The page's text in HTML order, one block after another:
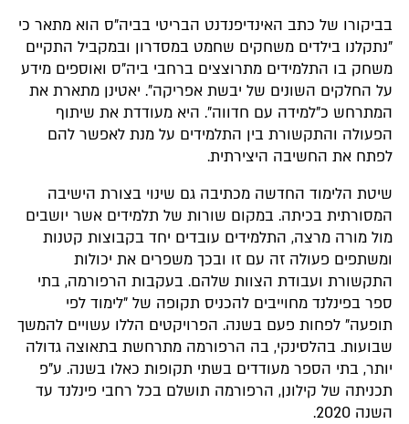
בביקורו של כתב האינדיפנדנט הבריטי בביה"ס הוא מתאר כי
"נתקלנו בילדים משחקים שחמט במסדרון ובמקביל התקיים
משחק בו התלמידים מתרוצצים ברחבי ביה"ס ואוספים מידע
על החלקים השונים של יבשת אפריקה". יאטינן מתארת את
המתרחש כ"למידה עם חדווה". היא מעודדת את שיתוף
הפעולה והתקשורת בין התלמידים על מנת לאפשר להם
לפתח את החשיבה היצירתית.
שיטת הלימוד החדשה מכתיבה גם שינוי בצורת הישיבה
המסורתית בכיתה. במקום שורות של תלמידים אשר יושבים
מול מורה מרצה, התלמידים עובדים יחד בקבוצות קטנות
ומשתפים פעולה זה עם זו ובכך משפרים את יכולות
התקשורת ועבודת הצוות שלהם. בעקבות הרפורמה, בתי
ספר בפינלנד מחוייבים להכניס תקופה של "לימוד לפי
תופעה" לפחות פעם בשנה. הפרויקטים הללו עשויים להמשך
שבועות. בהלסינקי, בה הרפורמה מתרחשת בתאוצה גדולה
יותר, בתי הספר מעודדים בשתי תקופות כאלו בשנה. ע"פ
תכניתה של קילונן, הרפורמה תושלם בכל רחבי פינלנד עד
השנה 2020.